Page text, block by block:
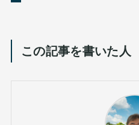
この記事を書いた人